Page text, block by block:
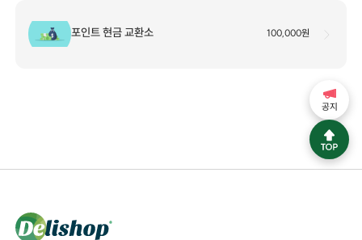
포인트 현금 교환소 100,000원
공지